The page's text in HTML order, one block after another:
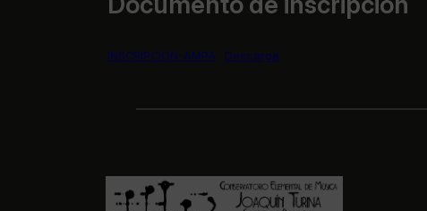
INSCRIPCION-AMPA Descarga